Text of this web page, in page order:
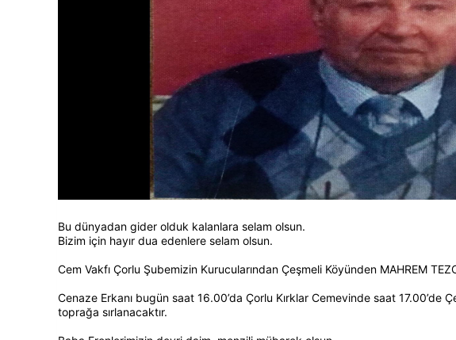
Bu dünyadan gider olduk kalanlara selam olsun.
Bizim için hayır dua edenlere selam olsun.
Cem Vakfı Çorlu Şubemizin Kurucularından Çeşmeli Köyünden MAHREM
Cenaze Erkanı bugün saat 16.00’da Çorlu Kırklar Cemevinde saat 17.00’de
toprağa sırlanacaktır.